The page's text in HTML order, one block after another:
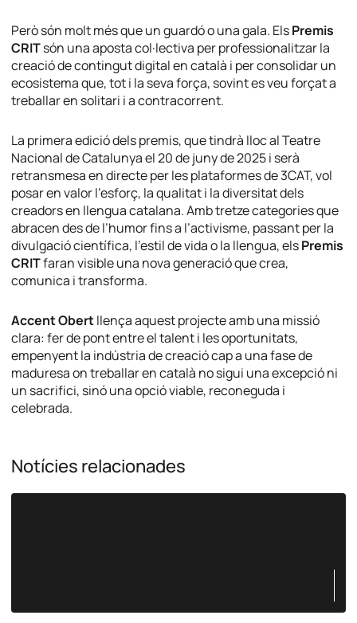
Però són molt més que un guardó o una gala. ElsPremis
CRITsón una aposta col·lectiva per professionalitzar la
creació de contingut digital en català i per consolidar un
ecosistema que, tot i la seva força, sovint es veu forçat a
treballar en solitari i a contracorrent.
La primera edició dels premis, que tindrà lloc al Teatre
Nacional de Catalunya el 20 de juny de 2025 i serà
retransmesa en directe per les plataformes de 3CAT, vol
posar en valor l’esforç, la qualitat i la diversitat dels
creadors en llengua catalana. Amb tretze categories que
abracen des de l’humor fins a l’activisme, passant per la
divulgació científica, l’estil de vida o la llengua, elsPremis
CRITfaran visible una nova generació que crea,
comunica i transforma.
Accent Obertllença aquest projecte amb una missió
clara: fer de pont entre el talent i les oportunitats,
empenyent la indústria de creació cap a una fase de
maduresa on treballar en català no sigui una excepció ni
un sacrifici, sinó una opció viable, reconeguda i
celebrada.
Notícies relacionades